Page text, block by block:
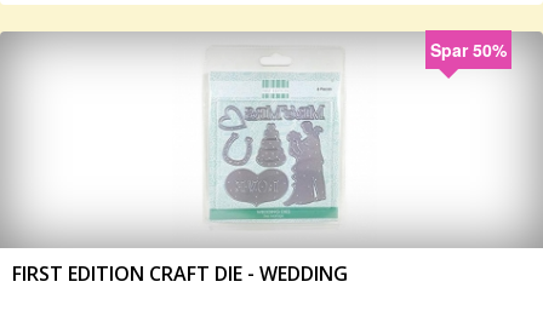
Spar 50%
FIRST EDITION CRAFT DIE - WEDDING